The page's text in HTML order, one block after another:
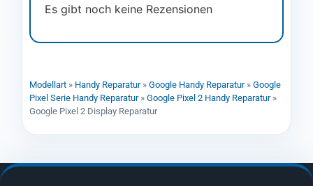
Es gibt noch keine Rezensionen
Modellart » Handy Reparatur» Google Handy Reparatur» Google
Pixel Serie Handy Reparatur» Google Pixel 2 Handy Reparatur»
Google Pixel 2 Display Reparatur